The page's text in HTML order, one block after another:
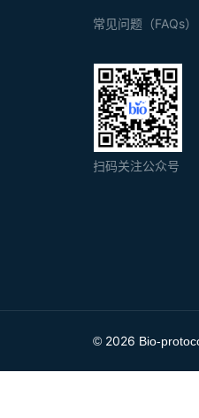
常见问题（FAQs）
扫码关注公众号
© 2026 Bio-